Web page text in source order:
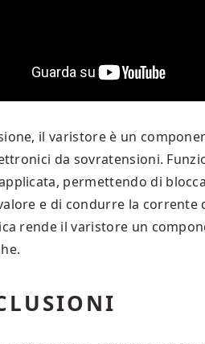
il varistore è un
da sovratensioni.
permettendo di
e di condurre la corrente
rende il varistore un